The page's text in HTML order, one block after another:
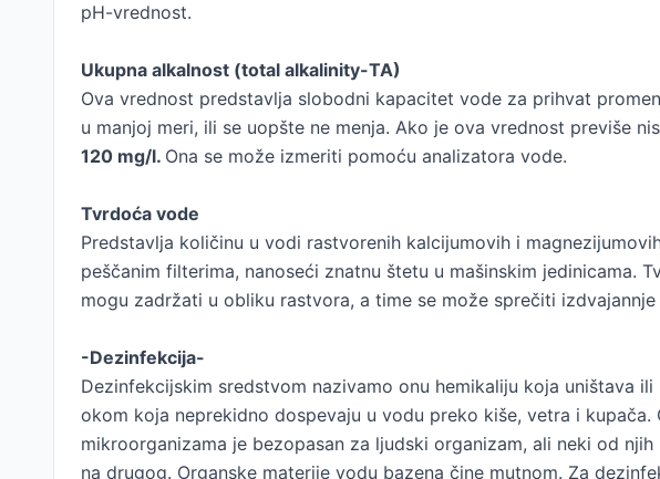
pH-vrednost.
Ukupna alkalnost (total alkalinity-TA)
Ova vrednost predstavlja slobodni kapacitet vode za prihvat
u manjoj meri, ili se uopšte ne menja. Ako je ova vrednost previše
120 mg/l. Ona se može izmeriti pomoću analizatora vode.
Tvrdoća vode
Predstavlja količinu u vodi rastvorenih kalcijumovih i
peščanim filterima, nanoseći znatnu štetu u mašinskim jedinicama.
mogu zadržati u obliku rastvora, a time se može sprečiti izdvajannje
-Dezinfekcija-
Dezinfekcijskim sredstvom nazivamo onu hemikaliju koja uništava
okom koja neprekidno dospevaju u vodu preko kiše, vetra i
mikroorganizama je bezopasan za ljudski organizam, ali neki od
na drugog. Organske materije vodu bazena čine mutnom. Za